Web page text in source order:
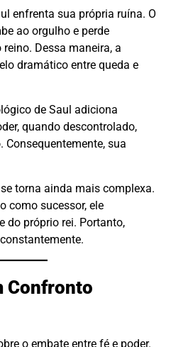
enfrenta sua própria ruína. O
ao orgulho e perde
Dessa maneira, a
dramático entre queda e
de Saul adiciona
quando descontrolado,
sua
torna ainda mais complexa.
como sucessor, ele
do próprio rei. Portanto,
Confronto
o embate entre fé e poder.